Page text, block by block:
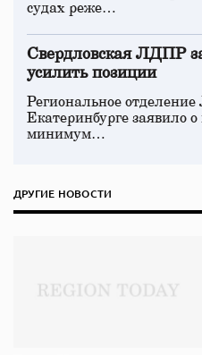
судах реже…
Свердловская ЛДПР
усилить позиции
Региональное
Екатеринбурге заявило
минимум…
ДРУГИЕ НОВОСТИ